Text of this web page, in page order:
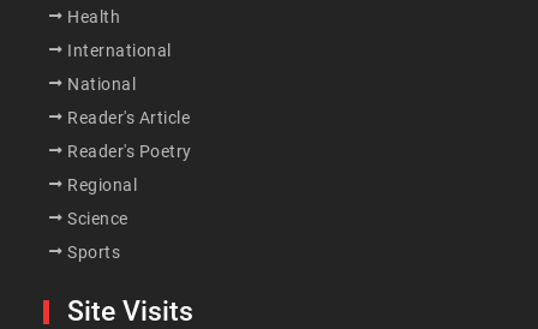
Health
International
National
Reader's Article
Reader's Poetry
Regional
Science
Sports
Site Visits